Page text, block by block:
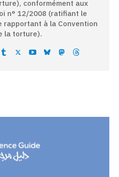
conformément aux
n° 12/2008 (ratifiant le
à la Convention
la torture).